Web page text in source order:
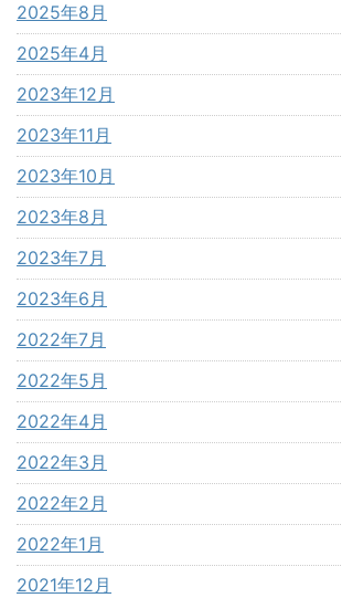
2025年8月
2025年4月
2023年12月
2023年11月
2023年10月
2023年8月
2023年7月
2023年6月
2022年7月
2022年5月
2022年4月
2022年3月
2022年2月
2022年1月
2021年12月